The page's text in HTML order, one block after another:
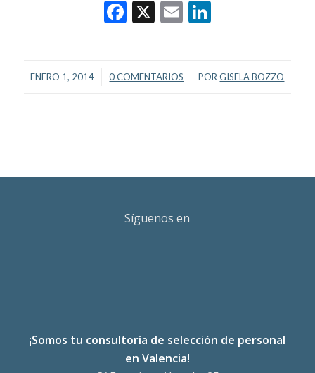
Facebook
X EmailLinkedIn
ENERO 1, 2014
/ 0 COMENTARIOS
/ PORGISELA BOZZO
Síguenos en
¡Somos tu consultoría de selección de personal
en Valencia!